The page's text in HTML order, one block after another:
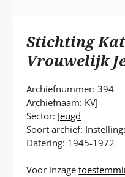
P
T
Stichting
Vrouwelijk
Archiefnummer: 394
Archiefnaam: KVJ
Sector: Jeugd
Soort archief:
Datering: 1945-1972
Voor inzage